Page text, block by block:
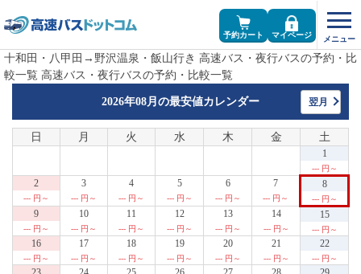
予約カート マイページ
十和田・八甲田→野沢温泉・飯山行き 高速バス・夜行バスの予約・比
較一覧 高速バス・夜行バスの予約・比較一覧
2026年08月の最安値カレンダー 翌月
日 月 火 水 木 金 土
1
--- 円～
2
--- 円～
3
--- 円～
4
--- 円～
5
--- 円～
6
--- 円～
7
--- 円～
8
--- 円～
9
--- 円～
10
--- 円～
11
--- 円～
12
--- 円～
13
--- 円～
14
--- 円～
15
--- 円～
16
--- 円～
17
--- 円～
18
--- 円～
19
--- 円～
20
--- 円～
21
--- 円～
22
--- 円～